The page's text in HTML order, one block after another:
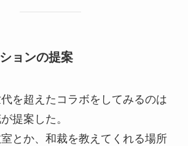
ョンの提案
代を超えたコラボをしてみるのは
提案した。
室とか、和裁を教えてくれる場所